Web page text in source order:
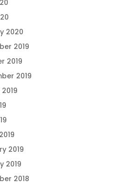
2020
2019
2019
2019
2019
2019
2018